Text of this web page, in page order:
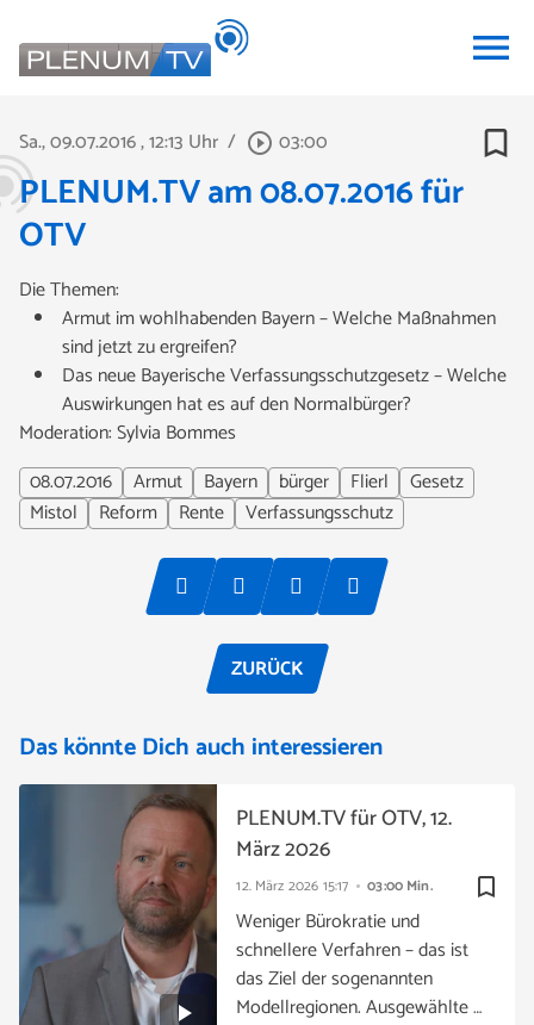
menu
Sa., 09.07.2016, 12:13 Uhr / play_circle_outline 03:00 bookmark_border
PLENUM.TV am 08.07.2016 für
OTV
Die Themen:
Armut im wohlhabenden Bayern – Welche Maßnahmen
sind jetzt zu ergreifen?
Das neue Bayerische Verfassungsschutzgesetz – Welche
Auswirkungen hat es auf den Normalbürger?
Moderation: Sylvia Bommes
08.07.2016
Armut Bayern bürger Flierl
Gesetz
Mistol
Reform Rente Verfassungsschutz
ZURÜCK
Das könnte Dich auch interessieren
bookmark_border
12. März 2026 15:17 03:00 Min.
PLENUM.TV für OTV, 12.
März 2026
Weniger Bürokratie und
schnellere Verfahren – das ist
das Ziel der sogenannten
Modellregionen. Ausgewählte …